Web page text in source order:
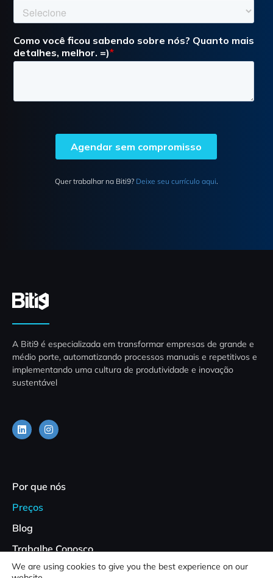
Quer trabalhar na Biti9? Deixe seu currículo aqui.
A Biti9 é especializada em transformar empresas de grande e
médio porte, automatizando processos manuais e repetitivos e
implementando uma cultura de produtividade e inovação
sustentável
Por que nós
Preços
Blog
Trabalhe Conosco
Política de privacidade
We are using cookies to give you the best experience on our